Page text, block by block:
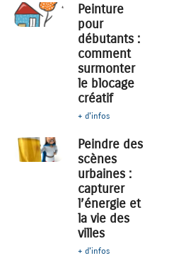
Peinture
pour
débutants :
comment
surmonter
le blocage
créatif
+ d'infos
Peindre des
scènes
urbaines :
capturer
l’énergie et
la vie des
villes
+ d'infos